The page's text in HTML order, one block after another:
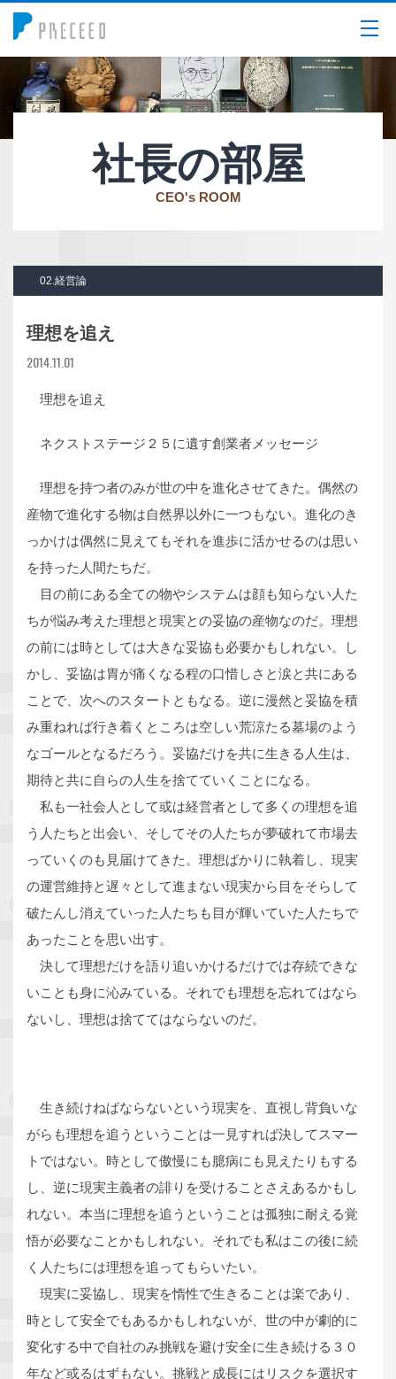
メニュー
社長の部屋
CEO's ROOM
02.経営論
理想を追え
2014.11.01
理想を追え
ネクストステージ２５に遺す創業者メッセージ
理想を持つ者のみが世の中を進化させてきた。偶然の
産物で進化する物は自然界以外に一つもない。進化のき
っかけは偶然に見えてもそれを進歩に活かせるのは思い
を持った人間たちだ。
目の前にある全ての物やシステムは顔も知らない人た
ちが悩み考えた理想と現実との妥協の産物なのだ。理想
の前には時としては大きな妥協も必要かもしれない。し
かし、妥協は胃が痛くなる程の口惜しさと涙と共にある
ことで、次へのスタートともなる。逆に漫然と妥協を積
み重ねれば行き着くところは空しい荒涼たる墓場のよう
なゴールとなるだろう。妥協だけを共に生きる人生は、
期待と共に自らの人生を捨てていくことになる。
私も一社会人として或は経営者として多くの理想を追
う人たちと出会い、そしてその人たちが夢破れて市場去
っていくのも見届けてきた。理想ばかりに執着し、現実
の運営維持と遅々として進まない現実から目をそらして
破たんし消えていった人たちも目が輝いていた人たちで
あったことを思い出す。
決して理想だけを語り追いかけるだけでは存続できな
いことも身に沁みている。それでも理想を忘れてはなら
ないし、理想は捨ててはならないのだ。
生き続けねばならないという現実を、直視し背負いな
がらも理想を追うということは一見すれば決してスマー
トではない。時として傲慢にも臆病にも見えたりもする
し、逆に現実主義者の誹りを受けることさえあるかもし
れない。本当に理想を追うということは孤独に耐える覚
悟が必要なことかもしれない。それでも私はこの後に続
く人たちには理想を追ってもらいたい。
現実に妥協し、現実を惰性で生きることは楽であり、
時として安全でもあるかもしれないが、世の中が劇的に
変化する中で自社のみ挑戦を避け安全に生き続ける３０
年など或るはずもない。挑戦と成長にはリスクを選択す